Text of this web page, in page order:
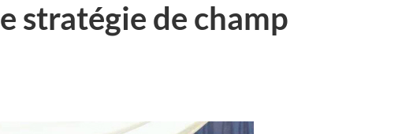
stratégie de champ